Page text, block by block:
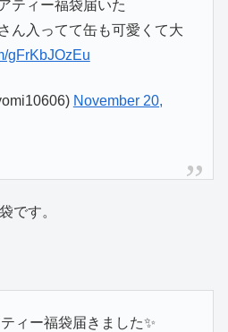
ティー福袋届いた
ん入ってて缶も可愛くて大
gFrKbJOzEu
November 20,
です。
ィー福袋届きました✨